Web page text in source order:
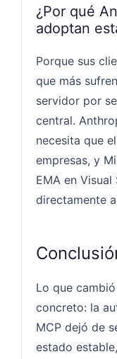
¿Por qué
adoptan
Porque sus
que más
servidor por
central.
necesita que
empresas, y
EMA en
directamente
Lo que
concreto: la
MCP dejó de
estado